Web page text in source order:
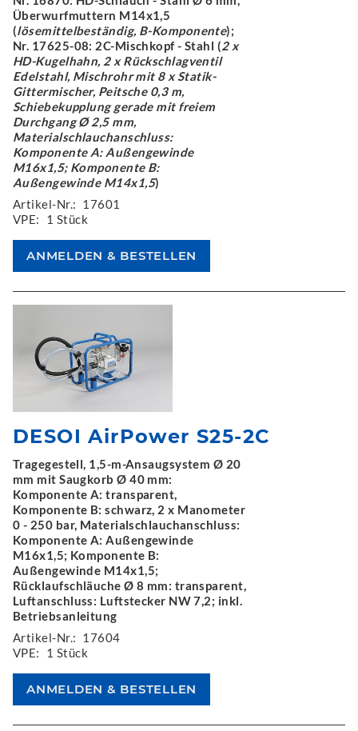
Überwurfmuttern M14x1,5
(lösemittelbeständig, B-Komponente);
Nr. 17625-08: 2C-Mischkopf - Stahl (2 x
HD-Kugelhahn, 2 x Rückschlagventil
Edelstahl, Mischrohr mit 8 x Statik-
Gittermischer, Peitsche 0,3 m,
Schiebekupplung gerade mit freiem
Durchgang Ø 2,5 mm,
Materialschlauchanschluss:
Komponente A: Außengewinde
M16x1,5; Komponente B:
Außengewinde M14x1,5)
Artikel-Nr.: 17601
VPE:
1 Stück
DESOI AirPower S25-2C
Tragegestell, 1,5-m-Ansaugsystem Ø 20
mm mit Saugkorb Ø 40 mm:
Komponente A: transparent,
Komponente B: schwarz, 2 x Manometer
0 - 250 bar, Materialschlauchanschluss:
Komponente A: Außengewinde
M16x1,5; Komponente B:
Außengewinde M14x1,5;
Rücklaufschläuche Ø 8 mm: transparent,
Luftanschluss: Luftstecker NW 7,2; inkl.
Betriebsanleitung
Artikel-Nr.: 17604
VPE:
1 Stück